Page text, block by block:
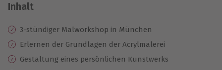
Inhalt
3-stündiger Malworkshop in München
Erlernen der Grundlagen der Acrylmalerei
Gestaltung eines persönlichen Kunstwerks